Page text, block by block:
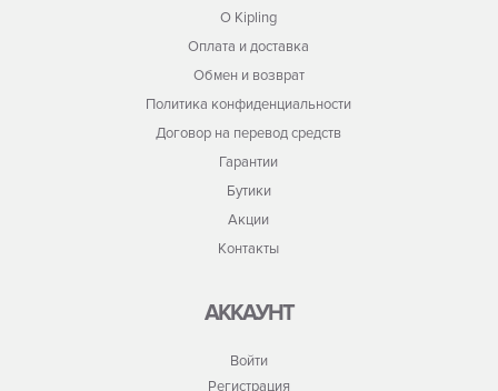
О Kipling
Оплата и доставка
Обмен и возврат
Политика конфиденциальности
Договор на перевод средств
Гарантии
Бутики
Акции
Контакты
АККАУНТ
Войти
Регистрация